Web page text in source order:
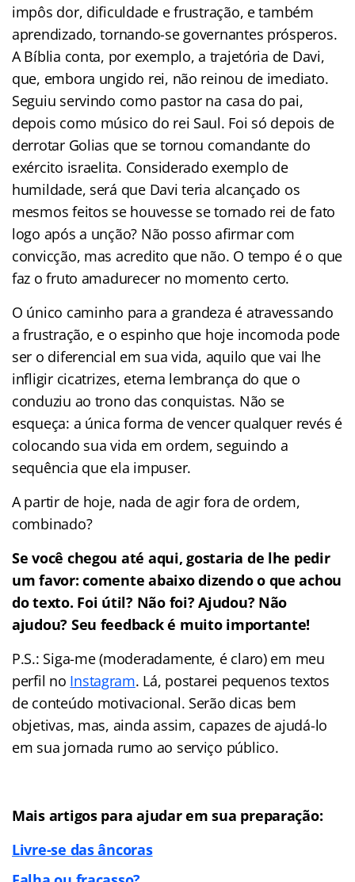
impôs dor, dificuldade e frustração, e também
aprendizado, tornando-se governantes prósperos.
A Bíblia conta, por exemplo, a trajetória de Davi,
que, embora ungido rei, não reinou de imediato.
Seguiu servindo como pastor na casa do pai,
depois como músico do rei Saul. Foi só depois de
derrotar Golias que se tornou comandante do
exército israelita. Considerado exemplo de
humildade, será que Davi teria alcançado os
mesmos feitos se houvesse se tornado rei de fato
logo após a unção? Não posso afirmar com
convicção, mas acredito que não. O tempo é o que
faz o fruto amadurecer no momento certo.
O único caminho para a grandeza é atravessando
a frustração, e o espinho que hoje incomoda pode
ser o diferencial em sua vida, aquilo que vai lhe
infligir cicatrizes, eterna lembrança do que o
conduziu ao trono das conquistas. Não se
esqueça: a única forma de vencer qualquer revés é
colocando sua vida em ordem, seguindo a
sequência que ela impuser.
A partir de hoje, nada de agir fora de ordem,
combinado?
Se você chegou até aqui, gostaria de lhe pedir
um favor: comente abaixo dizendo o que achou
do texto. Foi útil? Não foi? Ajudou? Não
ajudou? Seu feedback é muito importante!
P.S.: Siga-me (moderadamente, é claro) em meu
perfil no Instagram. Lá, postarei pequenos textos
de conteúdo motivacional. Serão dicas bem
objetivas, mas, ainda assim, capazes de ajudá-lo
em sua jornada rumo ao serviço público.
Mais artigos para ajudar em sua preparação:
Livre-se das âncoras